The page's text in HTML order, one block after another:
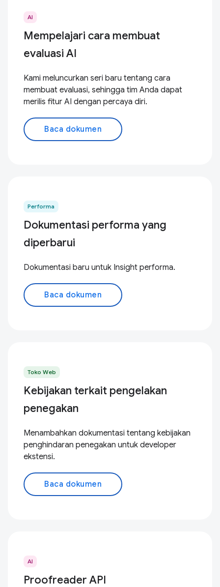
AI
Mempelajari cara membuat
evaluasi AI
Kami meluncurkan seri baru tentang cara
membuat evaluasi, sehingga tim Anda dapat
merilis fitur AI dengan percaya diri.
Baca dokumen
Performa
Dokumentasi performa yang
diperbarui
Dokumentasi baru untuk Insight performa.
Baca dokumen
Toko Web
Kebijakan terkait pengelakan
penegakan
Menambahkan dokumentasi tentang kebijakan
penghindaran penegakan untuk developer
ekstensi.
Baca dokumen
AI
Proofreader API